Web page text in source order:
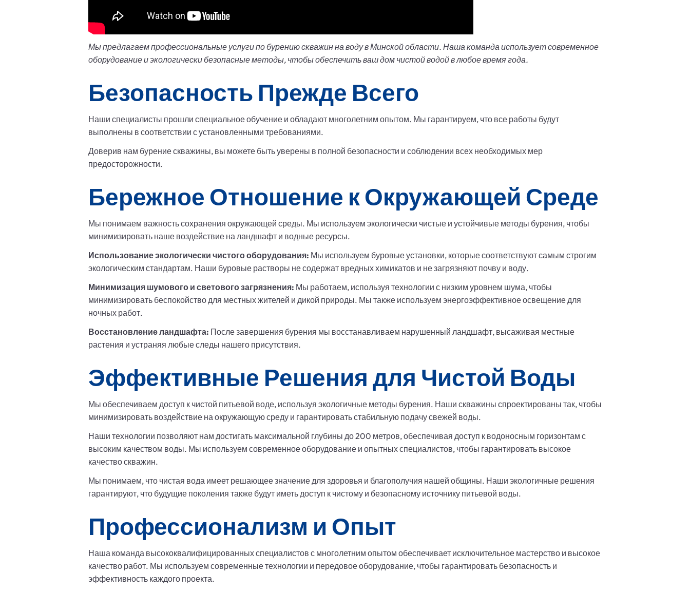
Мы предлагаем профессиональные услуги по бурению скважин на воду в Минской области. Наша команда использует современное
оборудование и экологически безопасные методы, чтобы обеспечить ваш дом чистой водой в любое время года.
Безопасность Прежде Всего
Наши специалисты прошли специальное обучение и обладают многолетним опытом. Мы гарантируем, что все работы будут
выполнены в соответствии с установленными требованиями.
Доверив нам бурение скважины, вы можете быть уверены в полной безопасности и соблюдении всех необходимых мер
предосторожности.
Бережное Отношение к Окружающей Среде
Мы понимаем важность сохранения окружающей среды. Мы используем экологически чистые и устойчивые методы бурения, чтобы
минимизировать наше воздействие на ландшафт и водные ресурсы.
Использование экологически чистого оборудования: Мы используем буровые установки, которые соответствуют самым строгим
экологическим стандартам. Наши буровые растворы не содержат вредных химикатов и не загрязняют почву и воду.
Минимизация шумового и светового загрязнения: Мы работаем, используя технологии с низким уровнем шума, чтобы
минимизировать беспокойство для местных жителей и дикой природы. Мы также используем энергоэффективное освещение для
ночных работ.
Восстановление ландшафта: После завершения бурения мы восстанавливаем нарушенный ландшафт, высаживая местные
растения и устраняя любые следы нашего присутствия.
Эффективные Решения для Чистой Воды
Мы обеспечиваем доступ к чистой питьевой воде, используя экологичные методы бурения. Наши скважины спроектированы так, чтобы
минимизировать воздействие на окружающую среду и гарантировать стабильную подачу свежей воды.
Наши технологии позволяют нам достигать максимальной глубины до 200 метров, обеспечивая доступ к водоносным горизонтам с
высоким качеством воды. Мы используем современное оборудование и опытных специалистов, чтобы гарантировать высокое
качество скважин.
Мы понимаем, что чистая вода имеет решающее значение для здоровья и благополучия нашей общины. Наши экологичные решения
гарантируют, что будущие поколения также будут иметь доступ к чистому и безопасному источнику питьевой воды.
Профессионализм и Опыт
Наша команда высококвалифицированных специалистов с многолетним опытом обеспечивает исключительное мастерство и высокое
качество работ. Мы используем современные технологии и передовое оборудование, чтобы гарантировать безопасность и
эффективность каждого проекта.